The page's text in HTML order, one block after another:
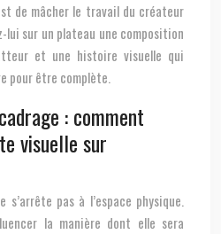
de mâcher le travail du créateur
lui sur un plateau une composition
et une histoire visuelle qui
pour être complète.
: comment
visuelle sur
pas à l’espace physique.
la manière dont elle sera